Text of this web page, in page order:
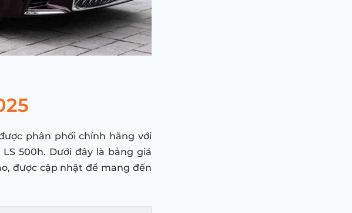
phân phối chính hãng với
500h. Dưới đây là bảng giá
được cập nhật để mang đến